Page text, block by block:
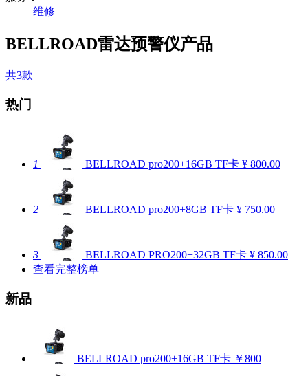
维修
BELLROAD雷达预警仪产品
共3款
热门
1 BELLROAD pro200+16GB TF卡 ¥ 800.00
2 BELLROAD pro200+8GB TF卡 ¥ 750.00
3 BELLROAD PRO200+32GB TF卡 ¥ 850.00
查看完整榜单
新品
BELLROAD pro200+16GB TF卡 ￥800